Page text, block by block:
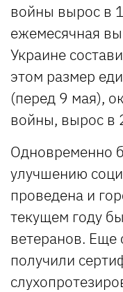
войны вырос в
ежемесячная
Украине
этом размер
(перед 9 мая),
войны, вырос в
Одновременно
улучшению
проведена и
текущем году
ветеранов.
получили